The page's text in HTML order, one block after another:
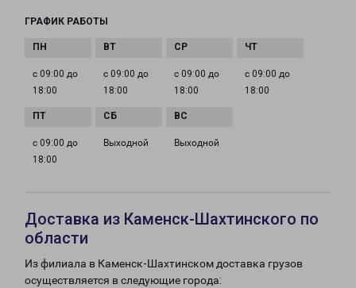
ГРАФИК РАБОТЫ
с 09:00 до
18:00
с 09:00 до
18:00
с 09:00 до
18:00
с 09:00 до
18:00
с 09:00 до
18:00
Выходной Выходной
Доставка из Каменск-Шахтинского по
области
Из филиала в Каменск-Шахтинском доставка грузов
осуществляется в следующие города: